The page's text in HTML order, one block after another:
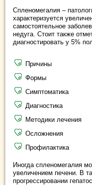
Спленомегалия –
характеризуется
самостоятельное
недуга. Стоит также
диагностировать у 5%
Причины
Формы
Симптоматика
Диагностика
Методики лечения
Осложнения
Профилактика
Иногда спленомегалия
увеличением печени. В
прогрессировании